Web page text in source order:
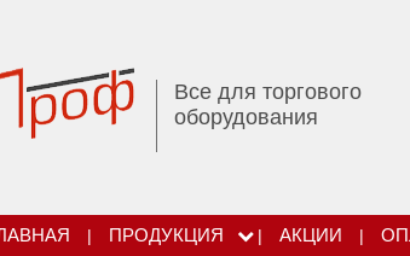
Все для торгового
оборудования
| ПРОДУКЦИЯ | АКЦИИ |